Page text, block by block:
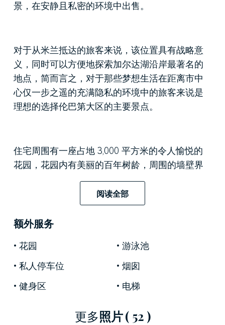
景，在安静且私密的环境中出售。
对于从米兰抵达的旅客来说，该位置具有战略意
义，同时可以方便地探索加尔达湖沿岸最著名的
地点，简而言之，对于那些梦想生活在距离市中
心仅一步之遥的充满隐私的环境中的旅客来说是
理想的选择伦巴第大区的主要景点。
住宅周围有一座占地 3,000 平方米的令人愉悦的
花园，花园内有美丽的百年树龄，周围的墙壁界
定了住宅的边界。 公园内分布着多个外部休闲
区，其中包括一个大型凉亭和一个按摩水力按摩
浴缸，可在现有的内部游泳池的基础上改建为室
外游泳池。
该酒店因其美妙的庄园别墅的魅力而在绿地中心
脱颖而出，如有必要，庄园别墅可分为两个单
元，配有宾客住宿和供员工使用的独立附楼。
阅读全部
额外服务
花园
游泳池
私人停车位
烟囱
健身区
电梯
更多照片( 52 )